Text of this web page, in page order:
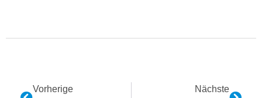
Vorherige Nächste